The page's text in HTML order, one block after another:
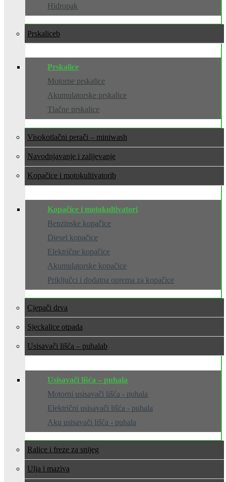
Hidropak
Prskalice
Prskalice
Motorne prskalice
Akumulatorske prskalice
Tlačne prskalice
Visokotlačni perači – miniwash
Navodnjavanje i zalijevanje
Kopačice i motokultivatori
Kopačice i motokultivatori
Benzinske kopačice
Diesel kopačice
Električne kopačice
Akumulatorske kopačice
Priključci i dodatna oprema za kopačice
Cjepači drva
Sjeckalice otpada
Usisavači lišća – puhala
Usisavači lišća – puhala
Motorni usisavači lišća - puhala
Električni usisavači lišća - puhala
Aku usisavači lišća - puhala
Ralice i freze za snijeg
Ulja i maziva